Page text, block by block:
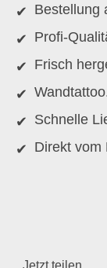
Bestellung
Profi-
Frisch
Schnelle
Direkt vom
Jetzt teilen